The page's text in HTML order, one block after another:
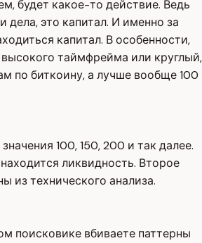
будет какое-то действие. Ведь
дела, это капитал. И именно за
капитал. В особенности,
высокого таймфрейма или круглый,
по биткоину, а лучше вообще 100
100, 150, 200 и так далее.
ликвидность. Второе
из технического анализа.
поисковике вбиваете паттерны